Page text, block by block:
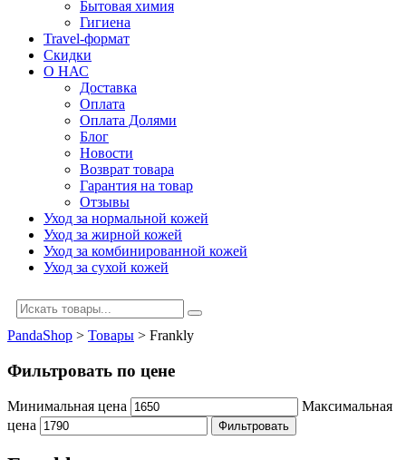
Бытовая химия
Гигиена
Travel-формат
Скидки
О НАС
Доставка
Оплата
Оплата Долями
Блог
Новости
Возврат товара
Гарантия на товар
Отзывы
Уход за нормальной кожей
Уход за жирной кожей
Уход за комбинированной кожей
Уход за сухой кожей
PandaShop > Товары > Frankly
Фильтровать по цене
Минимальная цена
Максимальная
цена
Фильтровать